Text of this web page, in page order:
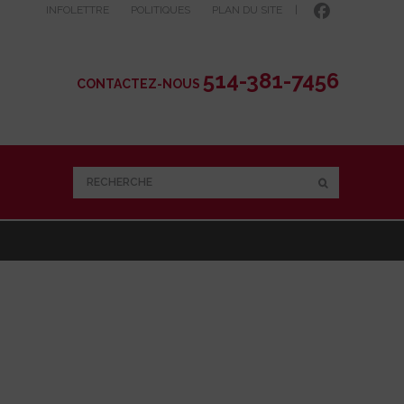
INFOLETTRE POLITIQUES PLAN DU SITE
CONTACTEZ-NOUS 514-381-7456
RECHERCHE